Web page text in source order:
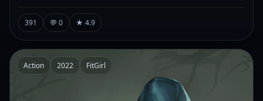
391 💬 0 ★ 4.9
Action 2022 FitGirl